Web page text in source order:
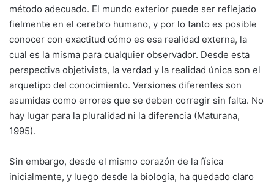
método adecuado. El mundo exterior puede ser reflejado
fielmente en el cerebro humano, y por lo tanto es posible
conocer con exactitud cómo es esa realidad externa, la
cual es la misma para cualquier observador. Desde esta
perspectiva objetivista, la verdad y la realidad única son el
arquetipo del conocimiento. Versiones diferentes son
asumidas como errores que se deben corregir sin falta. No
hay lugar para la pluralidad ni la diferencia (Maturana,
1995).
Sin embargo, desde el mismo corazón de la física
inicialmente, y luego desde la biología, ha quedado claro